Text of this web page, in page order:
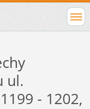
ul.
- 1202,